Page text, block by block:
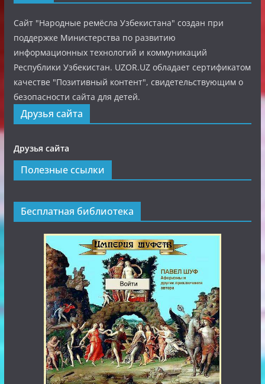
Сайт "Народные ремёсла Узбекистана" создан при
поддержке Министерства по развитию
информационных технологий и коммуникаций
Республики Узбекистан. UZOR.UZ обладает сертификатом
качестве "Позитивный контент", свидетельствующим о
безопасности сайта для детей.
Друзья сайта
Друзья сайта
Полезные ссылки
Бесплатная библиотека